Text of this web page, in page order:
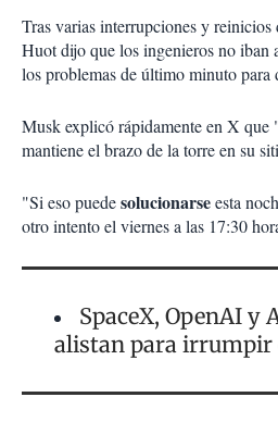
Tras varias interrupciones y reinicios
Huot dijo que los ingenieros no iban
los problemas de último minuto para
Musk explicó rápidamente en X que
mantiene el brazo de la torre en su
"Si eso puedesolucionarseesta
otro intento el viernes a las 17:30
SpaceX, OpenAI y
alistan para irrumpir